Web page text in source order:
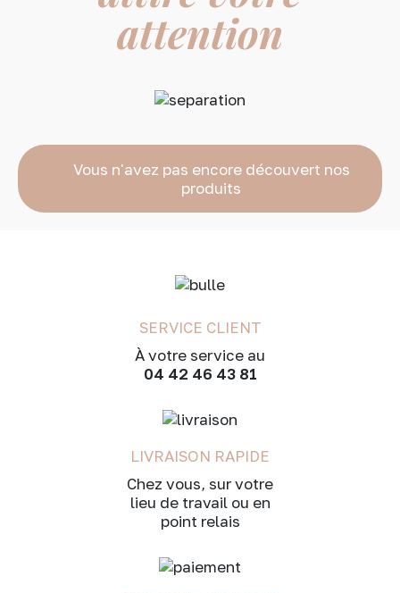
attention
Vous n'avez pas encore découvert nos
produits
SERVICE CLIENT
À votre service au
04 42 46 43 81
LIVRAISON RAPIDE
Chez vous, sur votre
lieu de travail ou en
point relais